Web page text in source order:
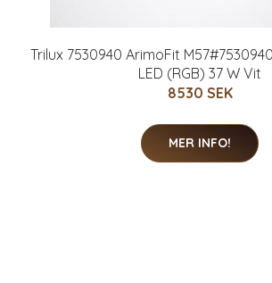
Trilux 7530940 ArimoFit
LED (RGB) 37 W Vit
8530 SEK
MER INFO!